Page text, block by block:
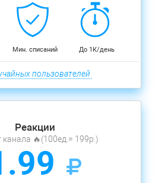
Мин. списаний До 1К/день
пользователей
Реакции
канала 🔥(100ед.= 199р.)